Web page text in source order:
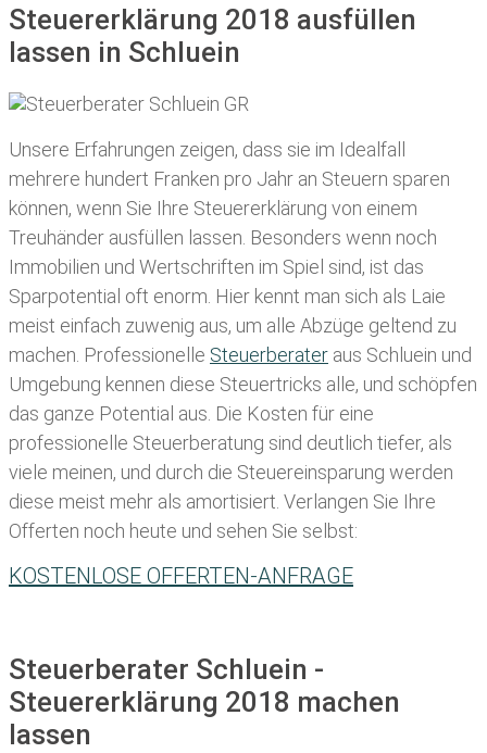
Steuererklärung 2018 ausfüllen
lassen in Schluein
Unsere Erfahrungen zeigen, dass sie im Idealfall
mehrere hundert Franken pro Jahr an Steuern sparen
können, wenn Sie Ihre Steuererklärung von einem
Treuhänder ausfüllen lassen . Besonders wenn noch
Immobilien und Wertschriften im Spiel sind, ist das
Sparpotential oft enorm. Hier kennt man sich als Laie
meist einfach zuwenig aus, um alle Abzüge geltend zu
machen. Professionelle Steuerberater aus Schluein und
Umgebung kennen diese Steuertricks alle, und schöpfen
das ganze Potential aus. Die Kosten für eine
professionelle Steuerberatung sind deutlich tiefer, als
viele meinen, und durch die Steuereinsparung werden
diese meist mehr als amortisiert. Verlangen Sie Ihre
Offerten noch heute und sehen Sie selbst:
KOSTENLOSE OFFERTEN-ANFRAGE
Steuerberater Schluein -
Steuererklärung 2018 machen
lassen